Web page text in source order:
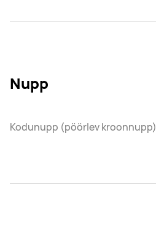
Nupp
Kodunupp (pöörlev